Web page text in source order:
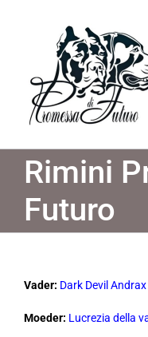
Rimini
Futuro
Vader: Dark Devil
Moeder: Lucrezia della